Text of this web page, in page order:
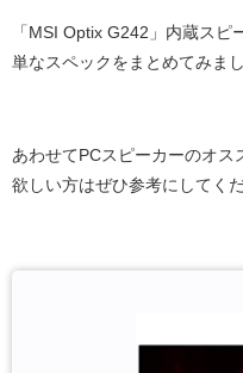
「MSI Optix G242」内蔵ス
単なスペックをまとめてみまし
あわせてPCスピーカーのオ
欲しい方はぜひ参考にしてくだ